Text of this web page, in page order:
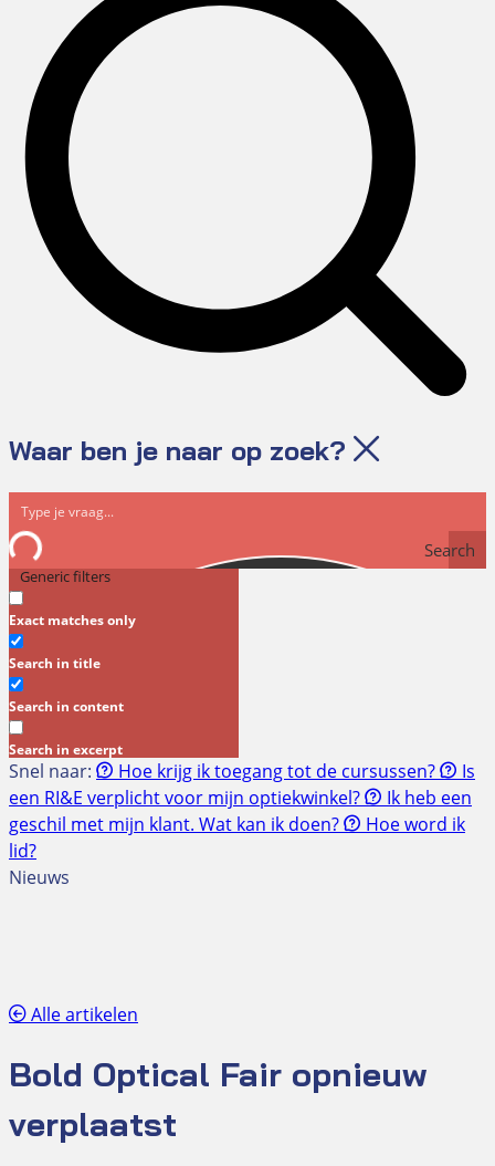
Waar ben je naar op zoek?
Search
Generic filters
Exact matches only
Search in title
Search in content
Search in excerpt
Snel naar: Hoe krijg ik toegang tot de cursussen?
Is
een RI&E verplicht voor mijn optiekwinkel?
Ik heb een
geschil met mijn klant. Wat kan ik doen?
Hoe word ik
lid?
Nieuws
Alle artikelen
Bold Optical Fair opnieuw
verplaatst